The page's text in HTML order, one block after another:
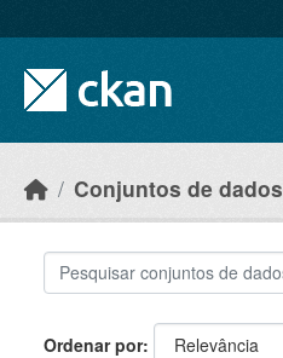
Conjuntos de dados
Ordenar por